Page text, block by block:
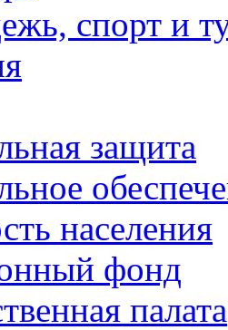
спорт и
защита
населения
фонд
палата